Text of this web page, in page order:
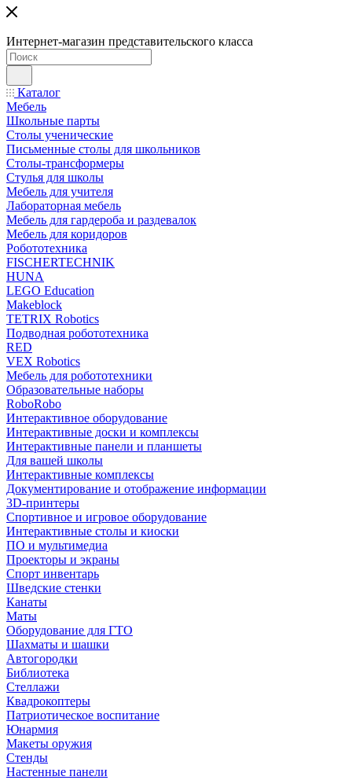
Интернет-магазин представительского класса
Каталог
Мебель
Школьные парты
Столы ученические
Письменные столы для школьников
Столы-трансформеры
Стулья для школы
Мебель для учителя
Лабораторная мебель
Мебель для гардероба и раздевалок
Мебель для коридоров
Робототехника
FISCHERTECHNIK
HUNA
LEGO Education
Makeblock
TETRIX Robotics
Подводная робототехника
RED
VEX Robotics
Мебель для робототехники
Образовательные наборы
RoboRobo
Интерактивное оборудование
Интерактивные доски и комплексы
Интерактивные панели и планшеты
Для вашей школы
Интерактивные комплексы
Документирование и отображение информации
3D-принтеры
Спортивное и игровое оборудование
Интерактивные столы и киоски
ПО и мультимедиа
Проекторы и экраны
Спорт инвентарь
Шведские стенки
Канаты
Маты
Оборудование для ГТО
Шахматы и шашки
Автогородки
Библиотека
Стеллажи
Квадрокоптеры
Патриотическое воспитание
Юнармия
Макеты оружия
Стенды
Настенные панели